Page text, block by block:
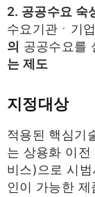
2. 공공수요 숙
수요기관ㆍ기
의 공공수요를
는 제도
지정대상
적용된 핵심기
는 상용화 이
비스)으로 시
인이 가능한